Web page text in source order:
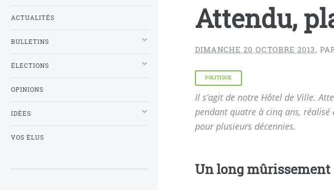
Attendu,
DIMANCHE 20 OCTOBRE 2013,
POLITIQUE
Il s’agit de notre Hôtel de Ville.
pendant quatre à cinq ans, réalisé
pour plusieurs décennies.
Un long mûrissement
ACTUALITÉS
BULLETINS
ÉLECTIONS
OPINIONS
IDÉES
VOS ÉLUS